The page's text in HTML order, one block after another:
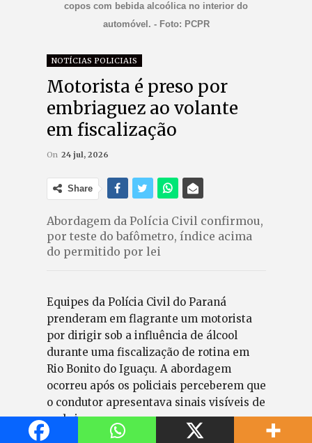
copos com bebida alcoólica no interior do
automóvel. - Foto: PCPR
NOTÍCIAS POLICIAIS
Motorista é preso por
embriaguez ao volante
em fiscalização
On 24 jul, 2026
Share
Abordagem da Polícia Civil confirmou,
por teste do bafômetro, índice acima
do permitido por lei
Equipes da Polícia Civil do Paraná
prenderam em flagrante um motorista
por dirigir sob a influência de álcool
durante uma fiscalização de rotina em
Rio Bonito do Iguaçu. A abordagem
ocorreu após os policiais perceberem que
o condutor apresentava sinais visíveis de
embriaguez.